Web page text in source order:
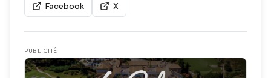
Facebook
X
PUBLICITÉ